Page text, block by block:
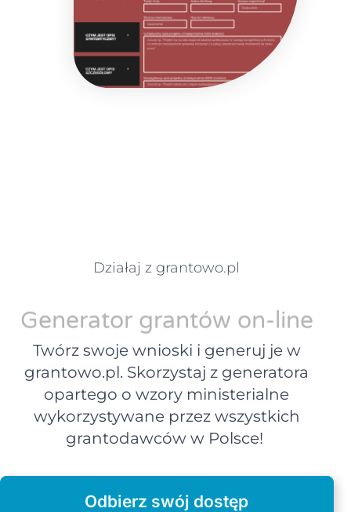
Działaj z grantowo.pl
Generator grantów on-line
Twórz swoje wnioski i generuj je w
grantowo.pl. Skorzystaj z generatora
opartego o wzory ministerialne
wykorzystywane przez wszystkich
grantodawców w Polsce!
Odbierz swój dostęp